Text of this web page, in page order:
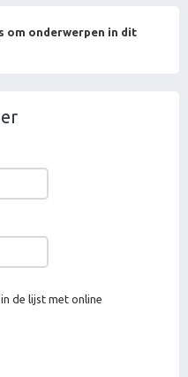
om onderwerpen in dit
de lijst met online